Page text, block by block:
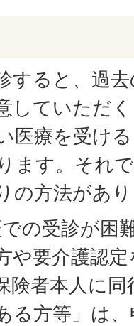
すると、過
していただ
医療を受け
ます。それ
の方法があ
での受診が困
や要介護認
険者本人に
る方等」は